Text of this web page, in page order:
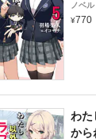
ノベル
770
わた
から